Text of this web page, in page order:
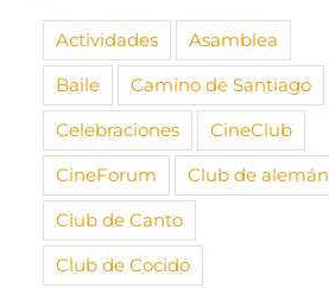
Actividades
Asamblea
Baile
Camino de Santiago
Celebraciones
CineClub
CineForum
Club de alemán
Club de Canto
Club de Cocido